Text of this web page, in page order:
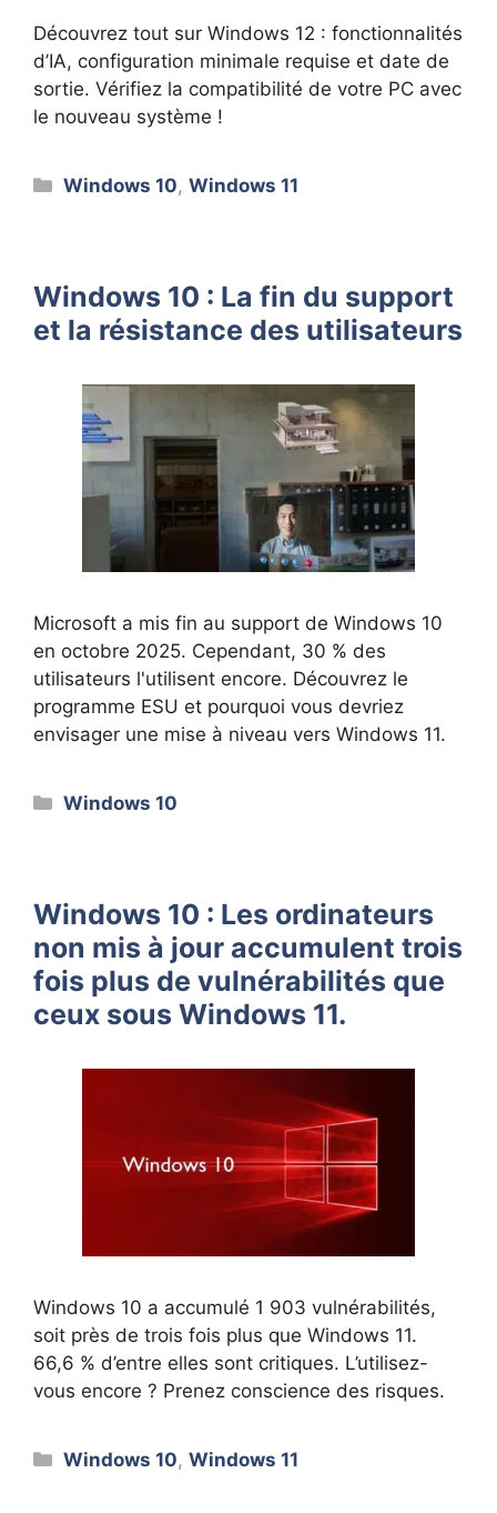
Découvrez tout sur Windows 12 : fonctionnalités
d’IA, configuration minimale requise et date de
sortie. Vérifiez la compatibilité de votre PC avec
le nouveau système !
Catégories
Windows 10,Windows 11
Windows 10 : La fin du support
et la résistance des utilisateurs
Microsoft a mis fin au support de Windows 10
en octobre 2025. Cependant, 30 % des
utilisateurs l'utilisent encore. Découvrez le
programme ESU et pourquoi vous devriez
envisager une mise à niveau vers Windows 11.
Catégories
Windows 10
Windows 10 : Les ordinateurs
non mis à jour accumulent trois
fois plus de vulnérabilités que
ceux sous Windows 11.
Windows 10 a accumulé 1 903 vulnérabilités,
soit près de trois fois plus que Windows 11.
66,6 % d’entre elles sont critiques. L’utilisez-
vous encore ? Prenez conscience des risques.
Catégories
Windows 10,Windows 11